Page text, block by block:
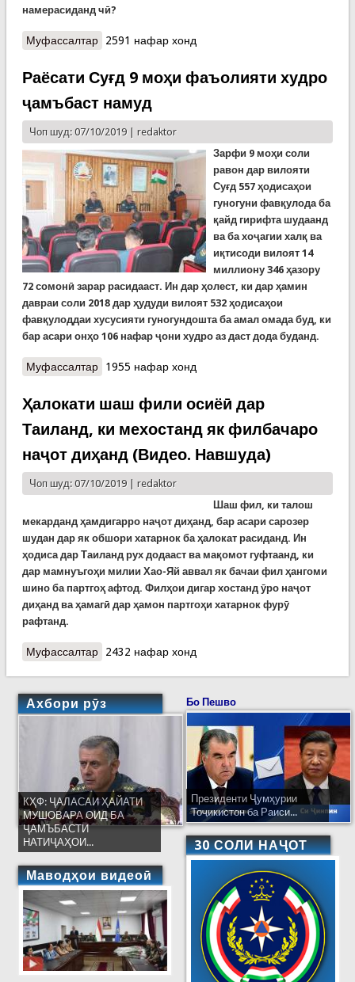
намерасиданд чӣ?
Муфассалтаро Наҷоти се нафар дар як садамаи фоҷеабор
2591 нафар хонд
Раёсати Суғд 9 моҳи фаъолияти худро
ҷамъбаст намуд
Чоп шуд: 07/10/2019 | redaktor
Зарфи 9 моҳи соли
равон дар вилояти
Суғд 557 ҳодисаҳои
гуногуни фавқулода ба
қайд гирифта шудаанд
ва ба хоҷагии халқ ва
иқтисоди вилоят 14
миллиону 346 ҳазору
72 сомонӣ зарар расидааст. Ин дар ҳолест, ки дар ҳамин
давраи соли 2018 дар ҳудуди вилоят 532 ҳодисаҳои
фавқулоддаи хусусияти гуногундоштаба амал омада буд, ки
бар асари онҳо 106 нафар ҷони худро аз даст дода буданд.
Муфассалтаро Раёсати Суғд 9 моҳи фаъолияти худро
1955 нафар хонд
Ҳалокати шаш фили осиёӣ дар
Таиланд, ки мехостанд як филбачаро
наҷот диҳанд (Видео. Навшуда)
Чоп шуд: 07/10/2019 | redaktor
Шаш фил, ки талош
мекарданд ҳамдигарро наҷот диҳанд, бар асари сарозер
шудан дар як обшори хатарнок ба ҳалокат расиданд. Ин
ҳодиса дар Таиланд рух додааст ва мақомот гуфтаанд, ки
дар мамнуъгоҳи милии Хао-Яй аввал як бачаи фил ҳангоми
шино ба партгоҳ афтод. Филҳои дигар хостанд ӯро наҷот
диҳанд ва ҳамагӣ дар ҳамон партгоҳи хатарнок фурӯ
рафтанд.
Муфассалтаро Ҳалокати шаш фили осиёӣ дар Таиланд, ки
2432 нафар хонд
Ахбори рӯз
КҲФ: ҶАЛАСАИ ҲАЙАТИ
МУШОВАРА ОИД БА
ҶАМЪБАСТИ
НАТИҶАҲОИ...
Маводҳои видеоӣ
Бо Пешво
Президенти Ҷумҳурии
Тоҷикистон ба Раиси...
30 СОЛИ НАҶОТ